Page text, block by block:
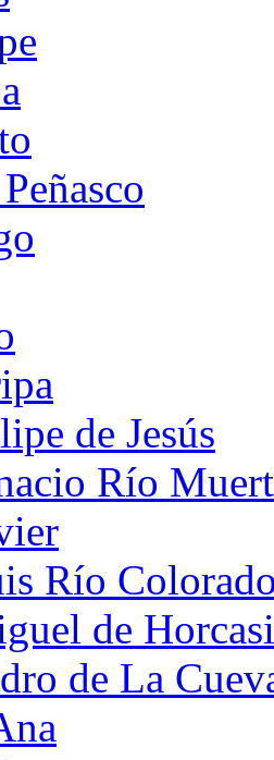
de Jesús
Río
Río
de
de La